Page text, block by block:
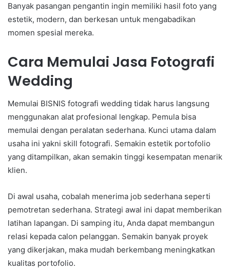
Banyak pasangan pengantin ingin memiliki hasil foto yang
estetik, modern, dan berkesan untuk mengabadikan
momen spesial mereka.
Cara Memulai Jasa Fotografi
Wedding
Memulai BISNIS fotografi wedding tidak harus langsung
menggunakan alat profesional lengkap. Pemula bisa
memulai dengan peralatan sederhana. Kunci utama dalam
usaha ini yakni skill fotografi. Semakin estetik portofolio
yang ditampilkan, akan semakin tinggi kesempatan menarik
klien.
Di awal usaha, cobalah menerima job sederhana seperti
pemotretan sederhana. Strategi awal ini dapat memberikan
latihan lapangan. Di samping itu, Anda dapat membangun
relasi kepada calon pelanggan. Semakin banyak proyek
yang dikerjakan, maka mudah berkembang meningkatkan
kualitas portofolio.